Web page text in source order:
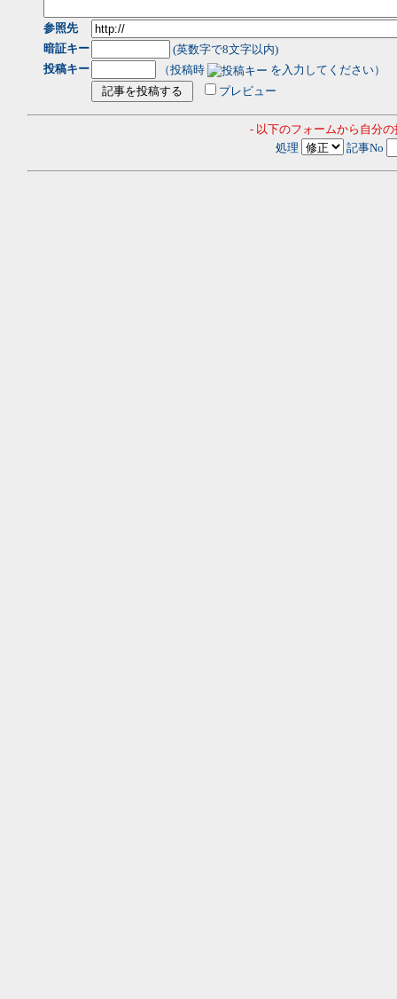
参照先
暗証キー
(英数字で8文字以内)
投稿キー
（投稿時
を入力してください）
プレビュー
- 以下のフォームから自分
処理
記事No